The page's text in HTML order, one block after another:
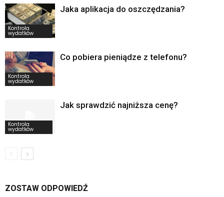
Kontrola
wydatków
Jaka aplikacja do oszczędzania?
Kontrola
wydatków
Co pobiera pieniądze z telefonu?
Kontrola
wydatków
Jak sprawdzić najniższa cenę?
ZOSTAW ODPOWIEDŹ